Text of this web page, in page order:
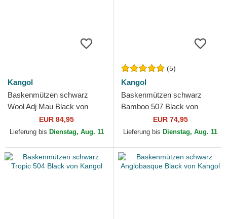
Kangol
Baskenmützen schwarz
Wool Adj Mau Black von
EUR 84,95
Lieferung bis Dienstag, Aug. 11
(5)
Kangol
Baskenmützen schwarz
Bamboo 507 Black von
EUR 74,95
Lieferung bis Dienstag, Aug. 11